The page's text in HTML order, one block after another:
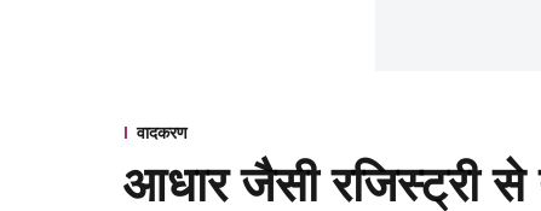
वादकरण
आधार जैसी रजिस्ट्री से